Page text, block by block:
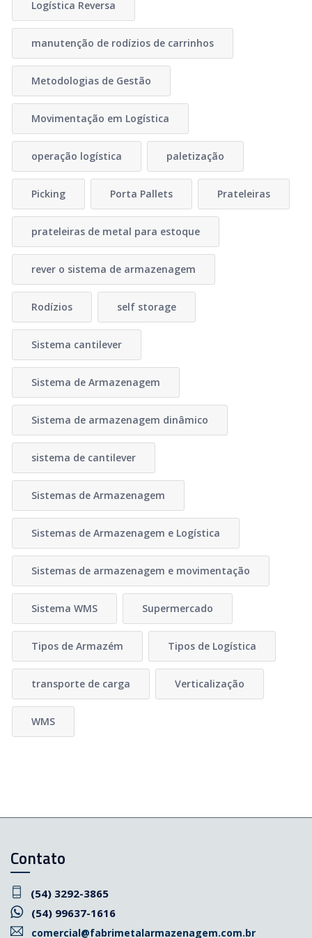
Logística Reversa
manutenção de rodízios de carrinhos
Metodologias de Gestão
Movimentação em Logística
operação logística paletização
Picking Porta Pallets Prateleiras
prateleiras de metal para estoque
rever o sistema de armazenagem
Rodízios self storage
Sistema cantilever
Sistema de Armazenagem
Sistema de armazenagem dinâmico
sistema de cantilever
Sistemas de Armazenagem
Sistemas de Armazenagem e Logística
Sistemas de armazenagem e movimentação
Sistema WMS Supermercado
Tipos de Armazém Tipos de Logística
transporte de carga Verticalização
WMS
Contato
(54) 3292-3865
(54) 99637-1616
comercial@fabrimetalarmazenagem.com.br